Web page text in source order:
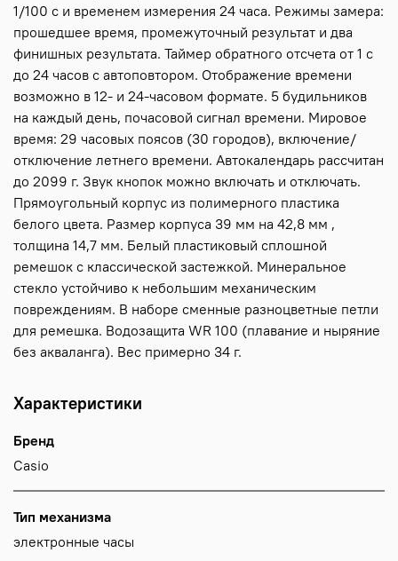
1/100 с и временем измерения 24 часа. Режимы замера:
прошедшее время, промежуточный результат и два
финишных результата. Таймер обратного отсчета от 1 с
до 24 часов с автоповтором. Отображение времени
возможно в 12- и 24-часовом формате. 5 будильников
на каждый день, почасовой сигнал времени. Мировое
время: 29 часовых поясов (30 городов), включение/
отключение летнего времени. Автокалендарь рассчитан
до 2099 г. Звук кнопок можно включать и отключать.
Прямоугольный корпус из полимерного пластика
белого цвета. Размер корпуса 39 мм на 42,8 мм ,
толщина 14,7 мм. Белый пластиковый сплошной
ремешок с классической застежкой. Минеральное
стекло устойчиво к небольшим механическим
повреждениям. В наборе сменные разноцветные петли
для ремешка. Водозащита WR 100 (плавание и ныряние
без акваланга). Вес примерно 34 г.
Характеристики
Бренд
Casio
Тип механизма
электронные часы